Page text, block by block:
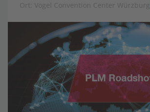
Ort: Vogel Convention Center Würzburg